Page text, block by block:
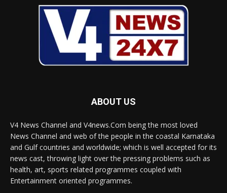
ABOUT US
V4 News Channel and V4news.Com being the most loved
News Channel and web of the people in the coastal Karnataka
and Gulf countries and worldwide; which is well accepted for its
news cast, throwing light over the pressing problems such as
health, art, sports related programmes coupled with
Entertainment oriented programmes.